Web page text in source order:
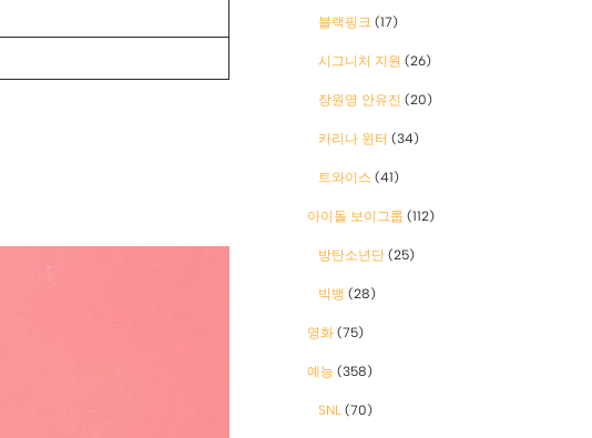
블랙핑크 (17)
시그니처 지원 (26)
장원영 안유진 (20)
카리나 윈터 (34)
트와이스 (41)
아이돌 보이그룹 (112)
방탄소년단 (25)
빅뱅 (28)
영화 (75)
예능 (358)
SNL (70)